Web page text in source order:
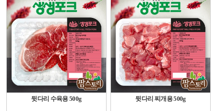
뒷다리 수육용 500g 뒷다리 찌개용 500g